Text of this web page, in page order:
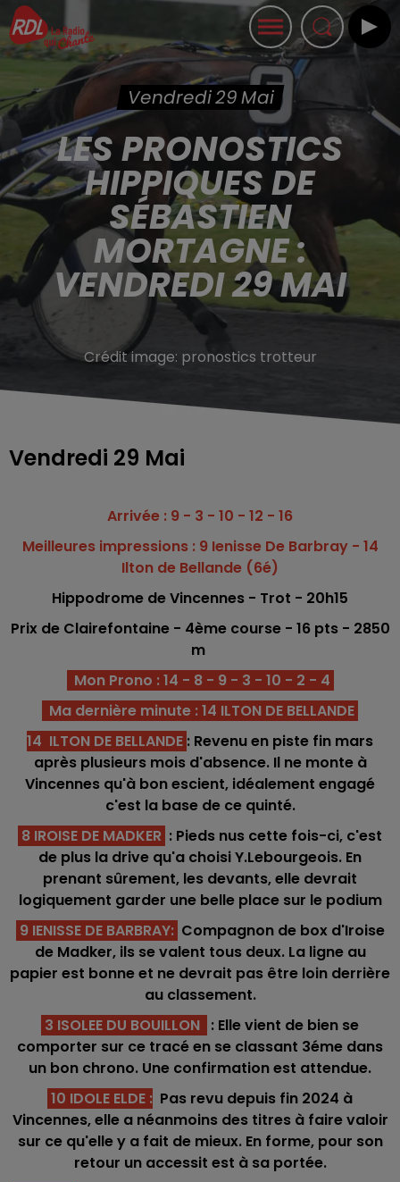
Vendredi 29 Mai
LES PRONOSTICS
HIPPIQUES DE
SÉBASTIEN
MORTAGNE :
VENDREDI 29 MAI
Crédit image: pronostics trotteur
Vendredi 29 Mai
Arrivée : 9 - 3 - 10 - 12 - 16
Meilleures impressions : 9 Ienisse De Barbray - 14
Ilton de Bellande (6é)
Hippodrome de Vincennes - Trot - 20h15
Prix de Clairefontaine - 4ème course - 16 pts - 2850
m
Mon Prono : 14 - 8 - 9 - 3 - 10 - 2 - 4
Ma dernière minute : 14 ILTON DE BELLANDE
14 ILTON DE BELLANDE : Revenu en piste fin mars
après plusieurs mois d'absence. Il ne monte à
Vincennes qu'à bon escient, idéalement engagé
c'est la base de ce quinté.
8 IROISE DE MADKER : Pieds nus cette fois-ci, c'est
de plus la drive qu'a choisi Y.Lebourgeois. En
prenant sûrement, les devants, elle devrait
logiquement garder une belle place sur le podium
9 IENISSE DE BARBRAY: Compagnon de box d'Iroise
de Madker, ils se valent tous deux. La ligne au
papier est bonne et ne devrait pas être loin derrière
au classement.
3 ISOLEE DU BOUILLON : Elle vient de bien se
comporter sur ce tracé en se classant 3éme dans
un bon chrono. Une confirmation est attendue.
10 IDOLE ELDE : Pas revu depuis fin 2024 à
Vincennes, elle a néanmoins des titres à faire valoir
sur ce qu'elle y a fait de mieux. En forme, pour son
retour un accessit est à sa portée.